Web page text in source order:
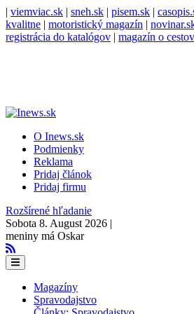
| viemviac.sk | sneh.sk | pisem.sk |
kvalitne | motoristický magazín |
registrácia do katalógov | magazín o
O Inews.sk
Podmienky
Reklama
Pridaj článok
Pridaj firmu
Rozšírené hľadanie
Sobota 8. August 2026 |
meniny má Oskar
Magazíny
Spravodajstvo